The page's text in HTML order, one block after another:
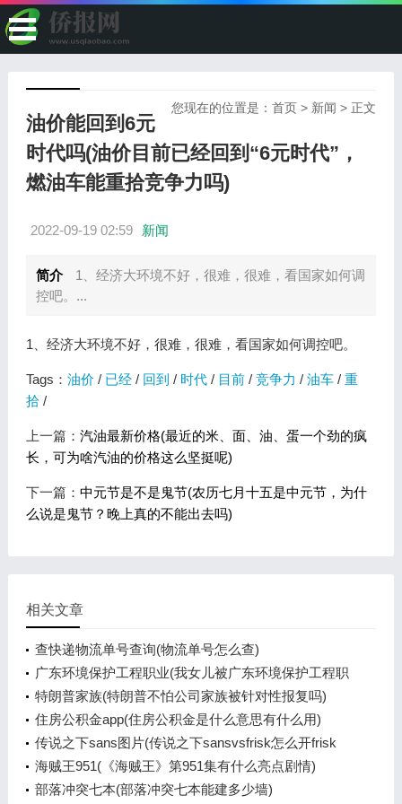
您现在的位置是：首页 > 新闻 > 正文
油价能回到6元
时代吗(油价目前已经回到“6元时代”，
燃油车能重拾竞争力吗)
2022-09-19 02:59 新闻
简介
1、经济大环境不好，很难，很难，看国家如何调
控吧。...
1、经济大环境不好，很难，很难，看国家如何调控吧。
Tags： 油价/ 已经/ 回到 / 时代/ 目前/ 竞争力 / 油车/ 重
拾 /
上一篇： 汽油最新价格(最近的米、面、油、蛋一个劲的疯
长，可为啥汽油的价格这么坚挺呢)
下一篇： 中元节是不是鬼节(农历七月十五是中元节，为什
么说是鬼节？晚上真的不能出去吗)
相关文章
查快递物流单号查询(物流单号怎么查)
广东环境保护工程职业(我女儿被广东环境保护工程职
业学院资源
特朗普家族(特朗普不怕公司家族被针对性报复吗)
住房公积金app(住房公积金是什么意思有什么用)
传说之下sans图片(传说之下sansvsfrisk怎么开frisk
模式)
海贼王951(《海贼王》第951集有什么亮点剧情)
部落冲突七本(部落冲突七本能建多少墙)